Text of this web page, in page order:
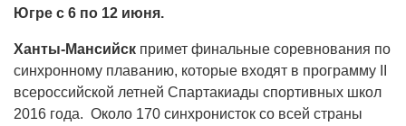
Югре с 6 по 12 июня.
Ханты-Мансийск примет финальные соревнования по
синхронному плаванию, которые входят в программу II
всероссийской летней Спартакиады спортивных школ
2016 года. Около 170 синхронисток со всей страны